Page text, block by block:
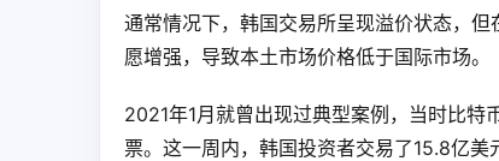
通常情况下，韩国交易所呈现溢价状态，
愿增强，导致本土市场价格低于国际市场。
2021年1月就曾出现过典型案例，当时比
票。这一周内，韩国投资者交易了15.8亿美